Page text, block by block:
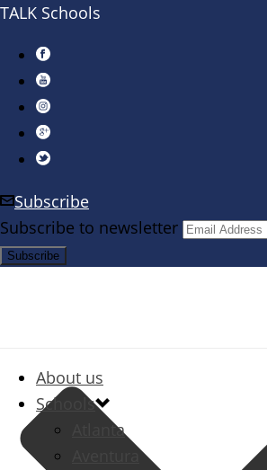
TALK Schools
Subscribe
Subscribe to newsletter
About us
Schools
Atlanta
Aventura